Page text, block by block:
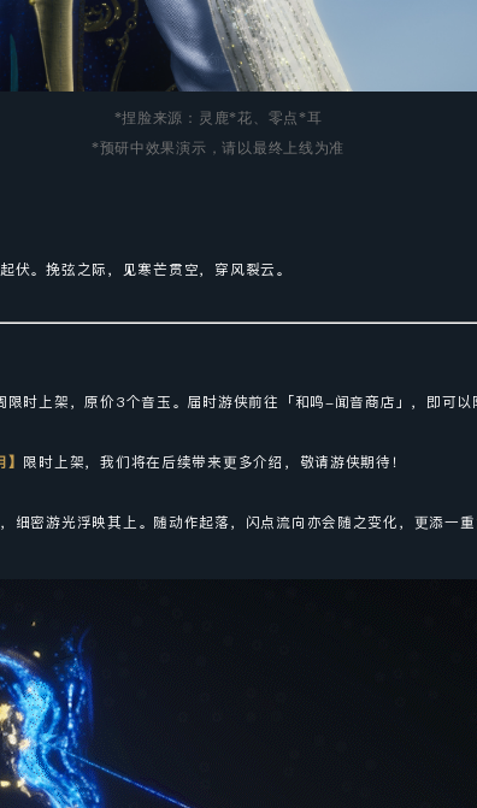
*捏脸来源：灵鹿*花、零点*耳
*预研中效果演示，请以最终上线为准
伏。挽弦之际，见寒芒贯空，穿风裂云。
限时上架，原价3个音玉。届时游侠前往「和鸣-闻音商店」，即可以
】 限时上架，我们将在后续带来更多介绍，敬请游侠期待！
，细密游光浮映其上。随动作起落，闪点流向亦会随之变化，更添一重